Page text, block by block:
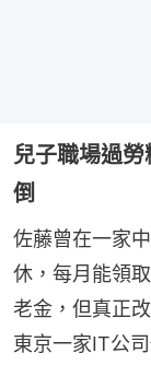
兒子職場過
倒
佐藤曾在一家
休，每月能領
老金，但真正
東京一家IT公